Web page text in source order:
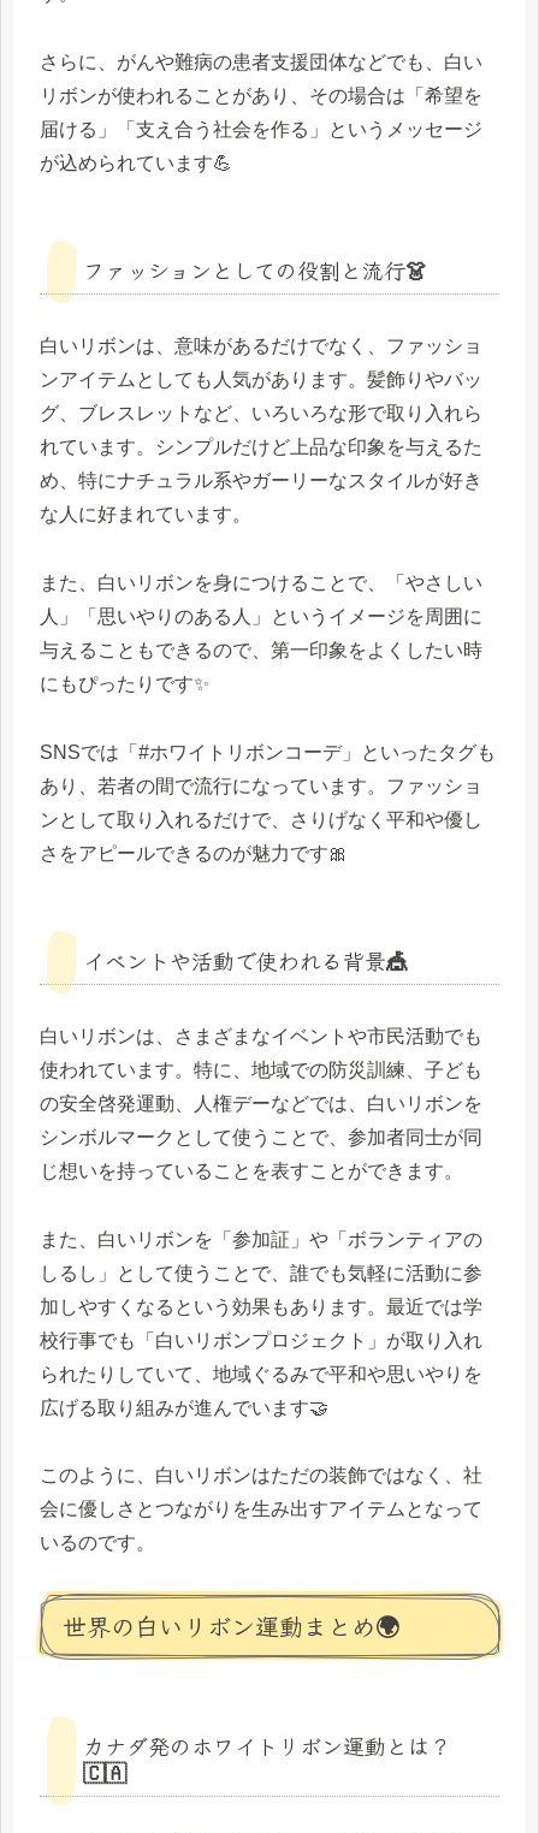
さらに、がんや難病の患者支援団体などでも、白い
リボンが使われることがあり、その場合は「希望を
届ける」「支え合う社会を作る」というメッセージ
が込められています💪
ファッションとしての役割と流行👗
白いリボンは、意味があるだけでなく、ファッショ
ンアイテムとしても人気があります。髪飾りやバッ
グ、ブレスレットなど、いろいろな形で取り入れら
れています。シンプルだけど上品な印象を与えるた
め、特にナチュラル系やガーリーなスタイルが好き
な人に好まれています。
また、白いリボンを身につけることで、「やさしい
人」「思いやりのある人」というイメージを周囲に
与えることもできるので、第一印象をよくしたい時
にもぴったりです✨
SNSでは「#ホワイトリボンコーデ」といったタグも
あり、若者の間で流行になっています。ファッショ
ンとして取り入れるだけで、さりげなく平和や優し
さをアピールできるのが魅力です🎀
イベントや活動で使われる背景🎪
白いリボンは、さまざまなイベントや市民活動でも
使われています。特に、地域での防災訓練、子ども
の安全啓発運動、人権デーなどでは、白いリボンを
シンボルマークとして使うことで、参加者同士が同
じ想いを持っていることを表すことができます。
また、白いリボンを「参加証」や「ボランティアの
しるし」として使うことで、誰でも気軽に活動に参
加しやすくなるという効果もあります。最近では学
校行事でも「白いリボンプロジェクト」が取り入れ
られたりしていて、地域ぐるみで平和や思いやりを
広げる取り組みが進んでいます🤝
このように、白いリボンはただの装飾ではなく、社
会に優しさとつながりを生み出すアイテムとなって
いるのです。
世界の白いリボン運動まとめ🌍
カナダ発のホワイトリボン運動とは？
🇨🇦